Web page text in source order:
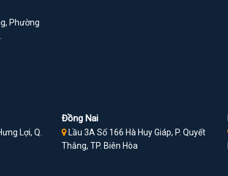
Phường
Lợi, Q.
Đồng Nai
Lầu 3A Số 166 Hà Huy Giáp, P. Quyết
Thắng, TP. Biên Hòa